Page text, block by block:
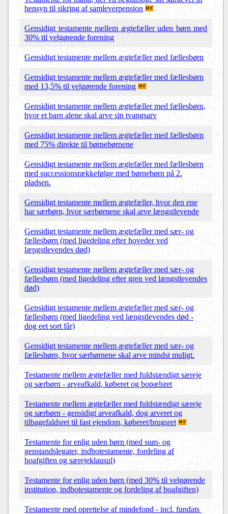
hensyn til sikring af samleverpension
Gensidigt testamente mellem ægtefæller uden børn med
30% til velgørende forening
Gensidigt testamente mellem ægtefæller med fællesbørn
Gensidigt testamente mellem ægtefæller med fællesbørn
med 13,5% til velgørende forening
Gensidigt testamente mellem ægtefæller med fællesbørn,
hvor et barn alene skal arve sin tvangsarv
Gensidigt testamente mellem ægtefæller med fællesbørn
med 75% direkte til børnebørnene
Gensidigt testamente mellem ægtefæller med fællesbørn
med successionsrækkefølge med børnebørn på 2.
pladsen.
Gensidigt testamente mellem ægtefæller, hvor den ene
har særbørn, hvor særbørnene skal arve længstlevende
Gensidigt testamente mellem ægtefæller med sær- og
fællesbørn (med ligedeling efter hoveder ved
længstlevendes død)
Gensidigt testamente mellem ægtefæller med sær- og
fællesbørn (med ligedeling efter gren ved længstlevendes
død)
Gensidigt testamente mellem ægtefæller med sær- og
fællesbørn (med ligedeling ved længstlevendes død -
dog eet sort får)
Gensidigt testamente mellem ægtefæller med sær- og
fællesbørn, hvor særbørnene skal arve mindst muligt.
Testamente mellem ægtefæller med fuldstændigt særeje
og særbørn - arveafkald, køberet og bopælsret
Testamente mellem ægtefæller med fuldstændigt særeje
og særbørn - gensidigt arveafkald, dog arveret og
tilbagefaldsret til fast ejendom, køberet/brugsret
Testamente for enlig uden børn (med sum- og
genstandslegater, indbotestamente, fordeling af
boafgiften og særejeklausul)
Testamente for enlig uden børn (med 30% til velgørende
institution, indbotestamente og fordeling af boafgiften)
Testamente med oprettelse af mindefond - incl. fundats